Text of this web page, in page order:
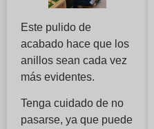
Este pulido de
acabado hace que los
anillos sean cada vez
más evidentes.
Tenga cuidado de no
pasarse, ya que puede